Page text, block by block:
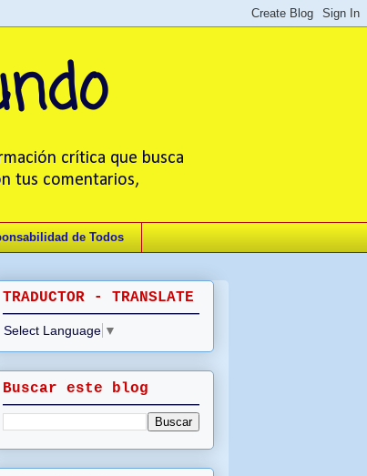
crítica que busca
tus comentarios,
de Todos
TRADUCTOR - TRANSLATE
Select Language ▼
Buscar este blog